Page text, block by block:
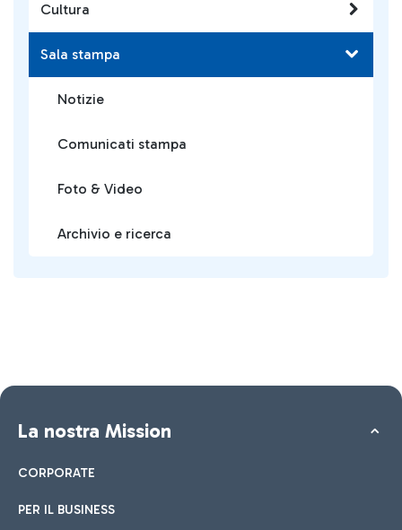
Cultura
Sala stampa
Notizie
Comunicati stampa
Foto & Video
Archivio e ricerca
La nostra Mission
CORPORATE
PER IL BUSINESS